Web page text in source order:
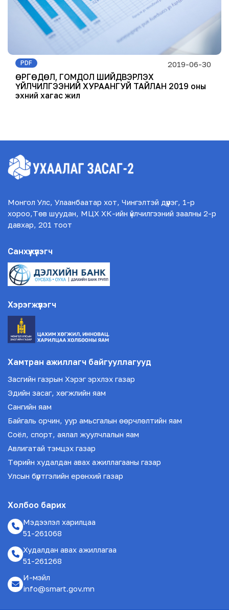
PDF
2019-06-30
ӨРГӨДӨЛ, ГОМДОЛ ШИЙДВЭРЛЭХ
ҮЙЛЧИЛГЭЭНИЙ ХУРААНГУЙ ТАЙЛАН 2019 оны
эхний хагас жил
Монгол Улс, Улаанбаатар хот, Чингэлтэй дүүрэг, 1-р
хороо,Төв шуудан, МЦХ ХК-ийн үйлчилгээний заалны 2-р
давхар, 201 тоот
Санхүүжүүлэгч
Хэрэгжүүлэгч
Хамтран ажиллагч байгууллагууд
Засгийн газрын Хэрэг эрхлэх газар
Эдийн засаг, хөгжлийн яам
Сангийн яам
Байгаль орчин, уур амьсгалын өөрчлөлтийн яам
Соёл, спорт, аялал жуулчлалын яам
Авлигатай тэмцэх газар
Төрийн худалдан авах ажиллагааны газар
Улсын бүртгэлийн ерөнхий газар
Холбоо барих
Мэдээлэл харилцаа
51-261068
Худалдан авах ажиллагаа
51-261268
И-мэйл
info@smart.gov.mn